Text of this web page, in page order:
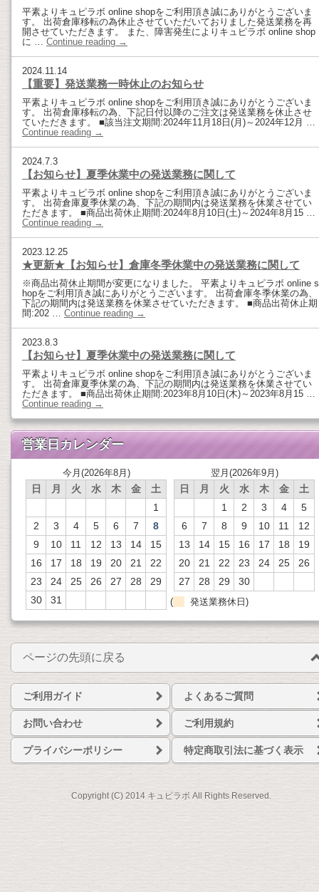
平素よりキュピラボ online shopをご利用頂き誠にありがとうございま
す。 出荷倉庫移転の為休止させていただいておりました発送業務を再
開させていただきます。 また、障害発生によりキュピラボ online shop
に … Continue reading →
2024.11.14
【重要】発送業務一時休止のお知らせ
平素よりキュピラボ online shopをご利用頂き誠にありがとうございま
す。 出荷倉庫移転の為、下記日付以降のご注文は発送業務を休止させ
ていただきます。 ■該当注文期間:2024年11月18日(月)～2024年12月 …
Continue reading →
2024.7.3
【お知らせ】夏季休業中の発送業務に関して
平素よりキュピラボ online shopをご利用頂き誠にありがとうございま
す。 出荷倉庫夏季休業の為、下記の期間内は発送業務を休業させてい
ただきます。 ■商品出荷休止期間:2024年8月10日(土)～2024年8月15 …
Continue reading →
2023.12.25
★更新★【お知らせ】倉庫冬季休業中の発送業務に関して
※商品出荷休止期間が変更になりました。 平素よりキュピラボ online s
hopをご利用頂き誠にありがとうございます。 出荷倉庫冬季休業の為、
下記の期間内は発送業務を休業させていただきます。 ■商品出荷休止期
間:202 … Continue reading →
2023.8.3
【お知らせ】夏季休業中の発送業務に関して
平素よりキュピラボ online shopをご利用頂き誠にありがとうございま
す。 出荷倉庫夏季休業の為、下記の期間内は発送業務を休業させてい
ただきます。 ■商品出荷休止期間:2023年8月10日(木)～2023年8月15 …
Continue reading →
営業日カレンダー
今月(2026年8月)
日 月 火 水 木 金
土
1
2
3 4 5 6 7
8
9
10 11 12 13 14
15
16
17 18 19 20 21
22
23
24 25 26 27 28
29
30
31
翌月(2026年9月)
日 月 火 水 木 金
土
1
2 3 4
5
6
7 8 9 10 11
12
13
14 15 16 17 18
19
20
21 22 23 24 25
26
27
28 29 30
( 発送業務休日)
ページの先頭に戻る
ご利用ガイド よくあるご質問
お問い合わせ ご利用規約
プライバシーポリシー 特定商取引法に基づく表示
Copyright (C) 2014 キュピラボ All Rights Reserved.